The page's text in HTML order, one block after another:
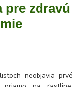
pre zdravú
neobjavia prvé